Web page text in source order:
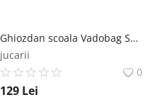
Ghiozdan scoala Vadobag Sonic Supreme Power 4 compartimente 33x38x12 cm Vadobag
jucarii
0
129 Lei